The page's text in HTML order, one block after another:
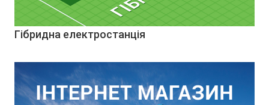
Гібридна електростанція